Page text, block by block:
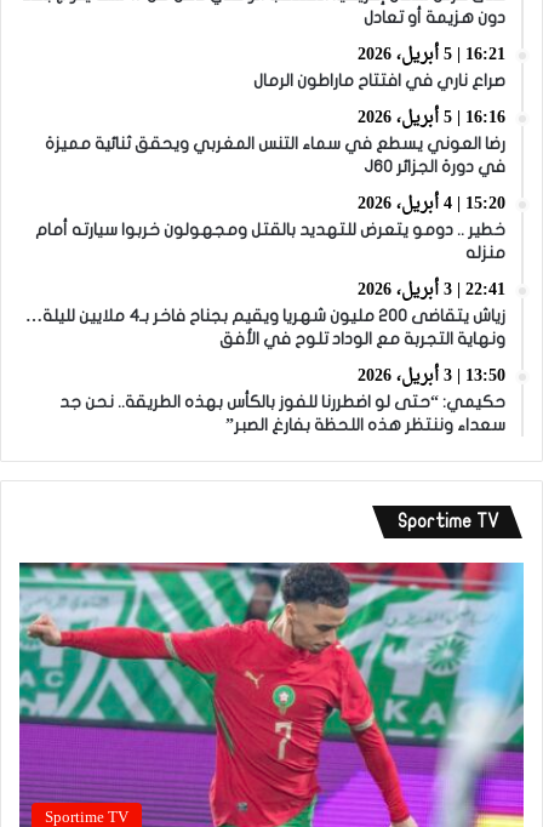
دون هزيمة أو تعادل
16:21 | 5 أبريل، 2026
صراع ناري في افتتاح ماراطون الرمال
16:16 | 5 أبريل، 2026
رضا العوني يسطع في سماء التنس المغربي ويحقق ثنائية مميزة
في دورة الجزائر J60
15:20 | 4 أبريل، 2026
خطير .. دومو يتعرض للتهديد بالقتل ومجهولون خربوا سيارته أمام
منزله
22:41 | 3 أبريل، 2026
زياش يتقاضى 200 مليون شهريا ويقيم بجناح فاخر بـ4 ملايين لليلة…
ونهاية التجربة مع الوداد تلوح في الأفق
13:50 | 3 أبريل، 2026
حكيمي: “حتى لو اضطررنا للفوز بالكأس بهذه الطريقة.. نحن جد
سعداء وننتظر هذه اللحظة بفارغ الصبر”
Sportime TV
Sportime TV